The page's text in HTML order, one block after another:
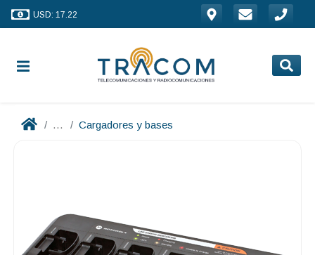
USD: 17.22
... Cargadores y bases